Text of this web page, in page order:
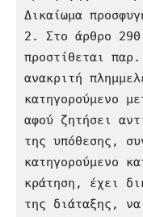
Δικαίωμα
2. Στο άρθρο 290
προστίθεται
ανακριτή
κατηγορούμενο
αφού ζητήσει
της υπόθεσης,
κατηγορούμενο
κράτηση, έχει
της διάταξης,